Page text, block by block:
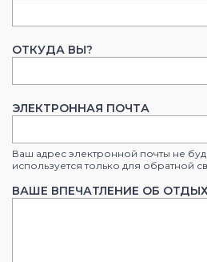
ОТКУДА ВЫ?
ЭЛЕКТРОННАЯ ПОЧТА
Ваш адрес электронной почты не
используется только для обратной
ВАШЕ ВПЕЧАТЛЕНИЕ ОБ